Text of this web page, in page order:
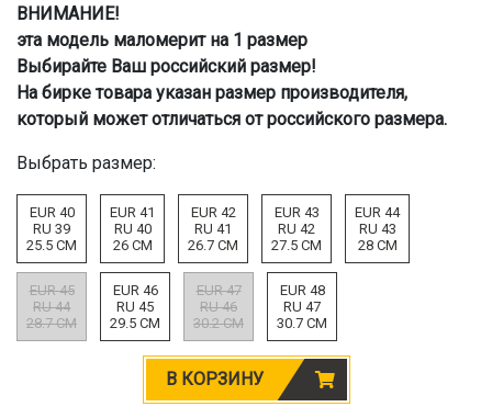
ВНИМАНИЕ!
эта модель маломерит на 1 размер
Выбирайте Ваш российский размер!
На бирке товара указан размер производителя,
который может отличаться от российского размера.
Выбрать размер:
EUR 40
RU 39
25.5 CM
EUR 41
RU 40
26 CM
EUR 42
RU 41
26.7 CM
EUR 43
RU 42
27.5 CM
EUR 44
RU 43
28 CM
EUR 45
RU 44
28.7 CM
EUR 46
RU 45
29.5 CM
EUR 47
RU 46
30.2 CM
EUR 48
RU 47
30.7 CM
В КОРЗИНУ